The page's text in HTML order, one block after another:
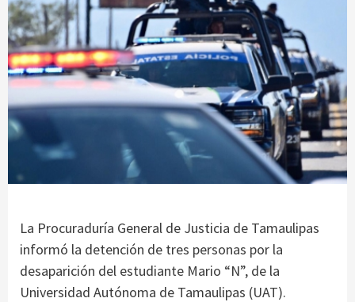
La Procuraduría General de Justicia de Tamaulipas
informó la detención de tres personas por la
desaparición del estudiante Mario “N”, de la
Universidad Autónoma de Tamaulipas (UAT).